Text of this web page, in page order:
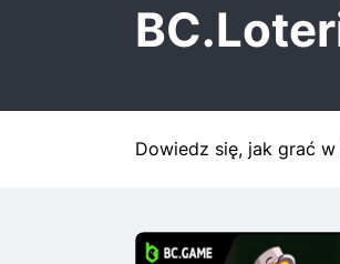
Dowiedz się, jak grać